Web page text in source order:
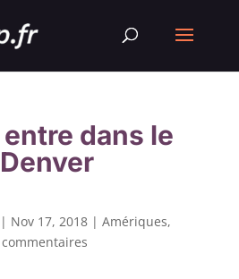
entre dans le
| Nov 17, 2018| Amériques,